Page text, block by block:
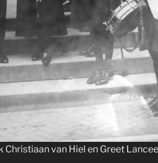
van Hiel en Greet